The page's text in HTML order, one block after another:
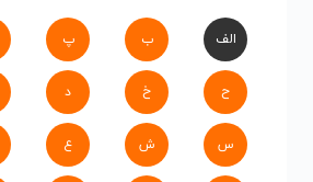
الف ب پ
ح خ د
س ش ع